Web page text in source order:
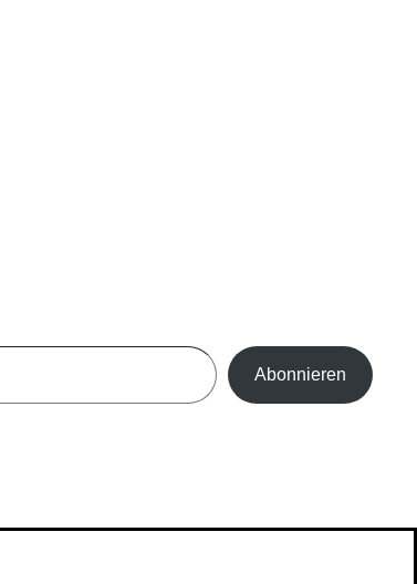
Abonnieren